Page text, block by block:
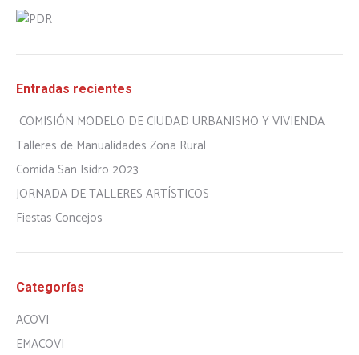
Entradas recientes
COMISIÓN MODELO DE CIUDAD URBANISMO Y VIVIENDA
Talleres de Manualidades Zona Rural
Comida San Isidro 2023
JORNADA DE TALLERES ARTÍSTICOS
Fiestas Concejos
Categorías
ACOVI
EMACOVI